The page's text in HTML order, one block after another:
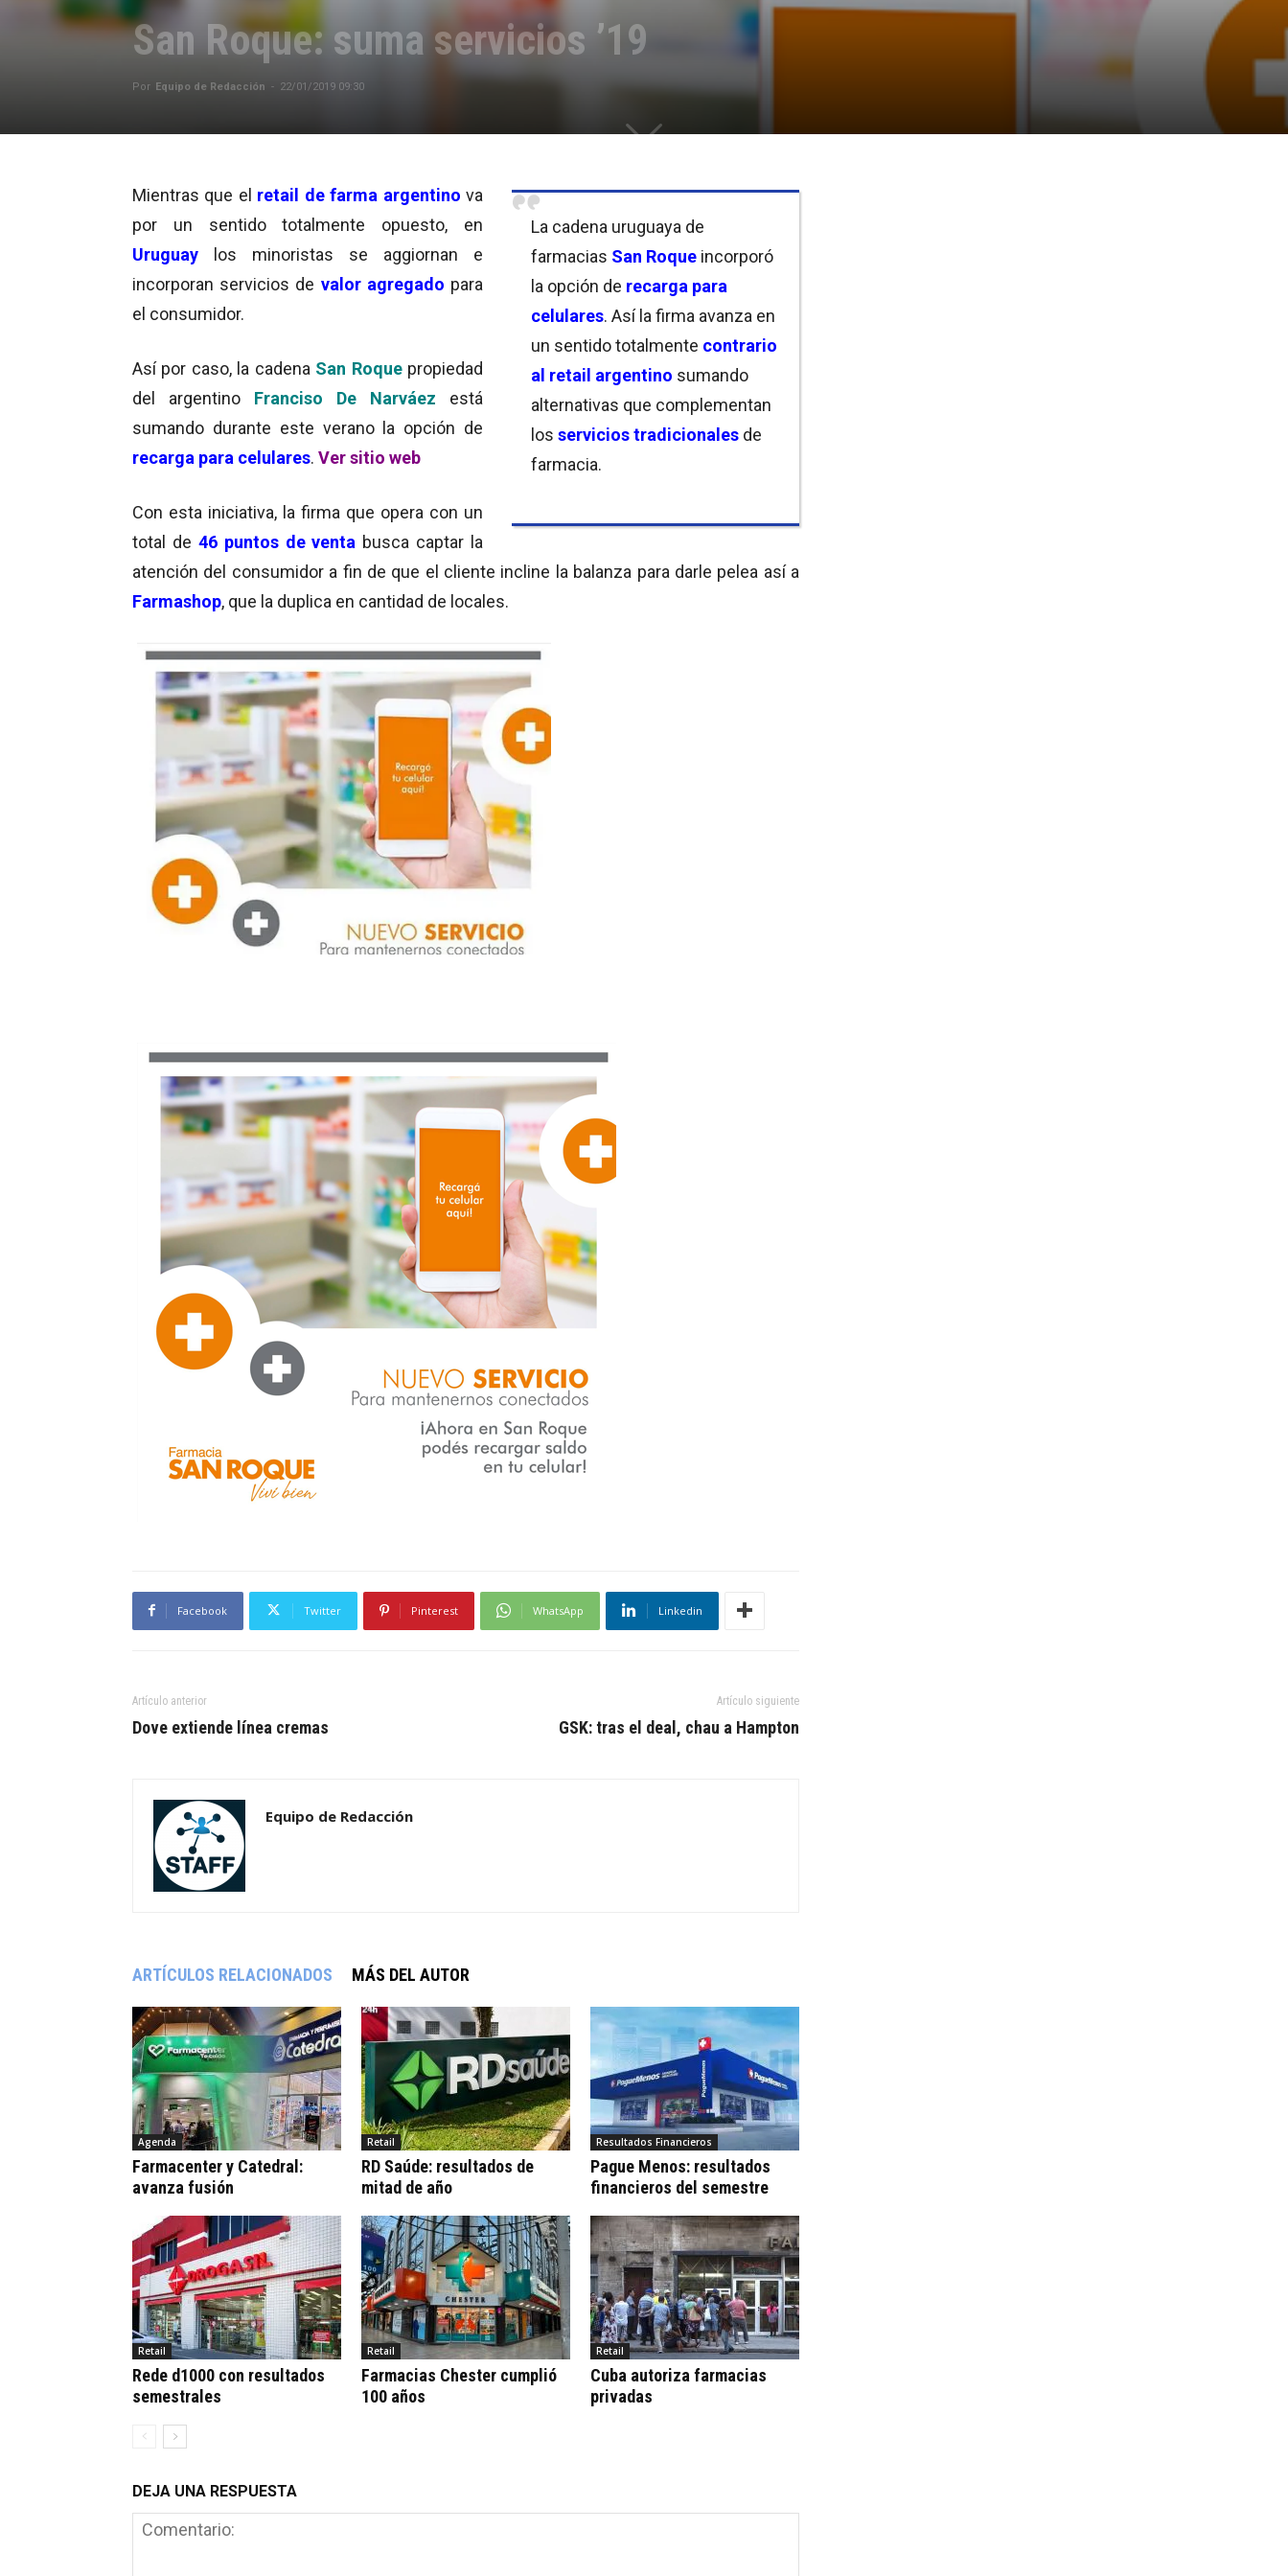
San Roque: suma servicios ’19
Por Equipo de Redacción - 22/01/2019 09:30
La cadena uruguaya de
farmacias San Roque incorporó
la opción de recarga para
celulares. Así la firma avanza en
un sentido totalmente contrario
al retail argentino sumando
alternativas que complementan
los servicios tradicionales de
farmacia.
Mientras que el retail de farma argentino va
por un sentido totalmente opuesto, en
Uruguay los minoristas se aggiornan e
incorporan servicios de valor agregado para
el consumidor.
Así por caso, la cadena San Roquepropiedad
del argentino Franciso De Narváez está
sumando durante este verano la opción de
recarga para celulares. Ver sitio web
Con esta iniciativa, la firma que opera con un
total de 46 puntos de venta busca captar la
atención del consumidor a fin de que el cliente incline la balanza para darle pelea así a
Farmashop, que la duplica en cantidad de locales.
Facebook Twitter Pinterest WhatsApp Linkedin
Artículo anterior
Dove extiende línea cremas
Artículo siguiente
GSK: tras el deal, chau a Hampton
Equipo de Redacción
ARTÍCULOS RELACIONADOS MÁS DEL AUTOR
Agenda
Farmacenter y Catedral:
avanza fusión
Retail
RD Saúde: resultados de
mitad de año
Resultados Financieros
Pague Menos: resultados
financieros del semestre
Retail
Rede d1000 con resultados
semestrales
Retail
Farmacias Chester cumplió
100 años
Retail
Cuba autoriza farmacias
privadas
DEJA UNA RESPUESTA